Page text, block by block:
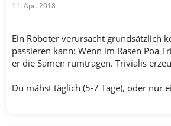
11. Apr. 2018
Ein Roboter verursacht grundsätzlich
passieren kann: Wenn im Rasen Poa
er die Samen rumtragen. Trivialis
Du mähst täglich (5-7 Tage), oder nur